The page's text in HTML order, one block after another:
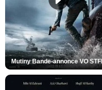
Mutiny Bande-annonce VO